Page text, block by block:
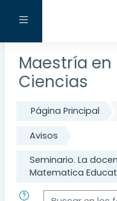
Panel lateral
Maestría
Ciencias
Página Principal
Avisos
Seminario. La
Matematica
Buscar en los